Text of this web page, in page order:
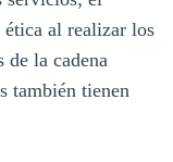
ética al realizar los
de la cadena
también tienen